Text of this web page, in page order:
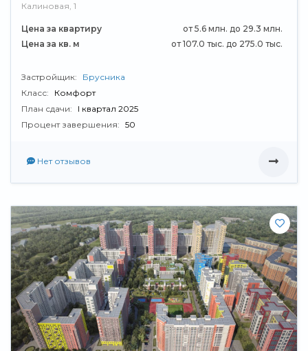
Калиновая, 1
Цена за квартиру
от 5.6 млн. до 29.3 млн.
Цена за кв. м
от 107.0 тыс. до 275.0 тыс.
Застройщик:
Брусника
Класс:
Комфорт
План сдачи:
I квартал 2025
Процент завершения: 50
Нет отзывов